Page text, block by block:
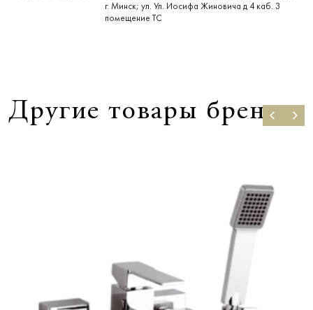
г. Минск; ул. Ул. Иосифа Жиновича д 4 каб. 3
помещение ТС
Другие товары бренда